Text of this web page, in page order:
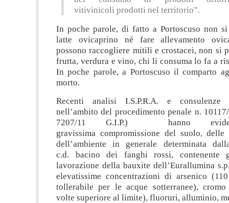
vitivinicoli prodotti nel territorio”.
In poche parole, di fatto a Portoscuso non
latte ovicaprino né fare allevamento
possono raccogliere mitili e crostacei, non si
frutta, verdura e vino, chi li consuma lo fa a
In poche parole, a Portoscuso il comparto
morto.
Recenti analisi I.S.P.R.A. e
nell’ambito del procedimento penale n.
7207/11 G.I.P.) hanno
gravissima compromissione del suolo,
dell’ambiente in generale determinata
c.d. bacino dei fanghi rossi, contenente
lavorazione della bauxite dell’Eurallumina
elevatissime concentrazioni di arsenico
tollerabile per le acque sotterranee), cromo
volte superiore al limite), fluoruri, alluminio,